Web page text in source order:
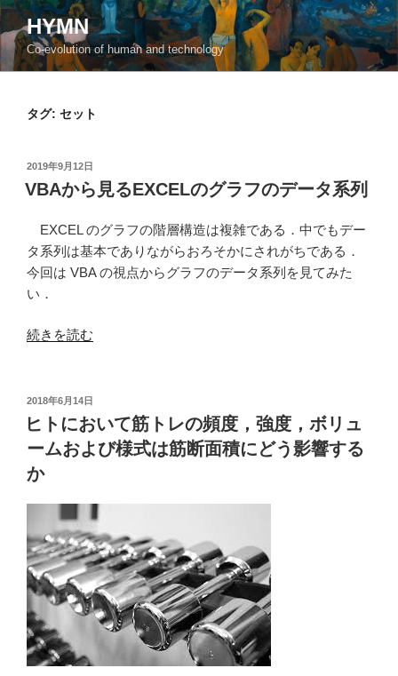
コ
ン
テ
ン
HYMN
Co-evolution of human and technology
タグ: セット
投
稿
日:
2019年9月12日
VBAから見るEXCELのグラフのデータ系列
EXCEL のグラフの階層構造は複雑である．中でもデー
タ系列は基本でありながらおろそかにされがちである．
今回は VBA の視点からグラフのデータ系列を見てみた
い．
“VBA
見
る
EXCEL
グ
ラ
の
デ
ー
タ
系
列”
続きを読む
投
稿
日:
2018年6月14日
ヒトにおいて筋トレの頻度，強度，ボリュ
ームおよび様式は筋断面積にどう影響する
か